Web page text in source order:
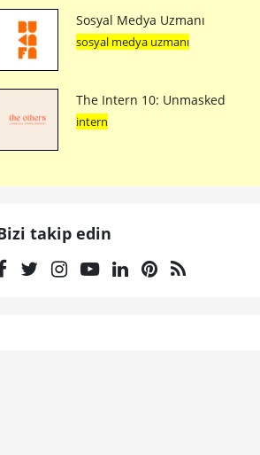
Sosyal Medya Uzmanı
sosyal medya uzmanı
The Intern 10: Unmasked
intern
takip edin